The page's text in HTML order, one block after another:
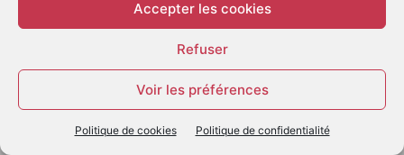
Accepter les cookies
Refuser
Voir les préférences
Politique de cookies Politique de confidentialité